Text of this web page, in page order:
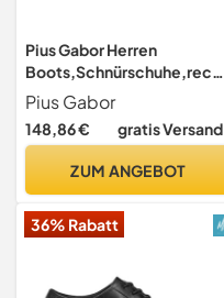
Pius Gabor Herren
Boots,Schnürschuhe,recyc
eltes Futter,
Wechselfußbett,Reißversc
hluss,Freizeitschuhe,Schnu
EU / 9 UK
Pius Gabor
148,86 € gratis Versand
ZUM ANGEBOT
36% Rabatt